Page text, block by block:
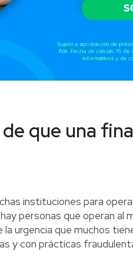
que una
instituciones para
personas que operan al
urgencia que muchos
y con prácticas